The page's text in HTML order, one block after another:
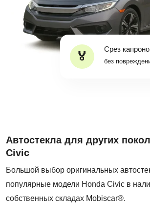
Срез
без
Автостекла для других
Civic
Большой выбор оригинальных
популярные модели Honda Civic в
собственных складах Mobiscar®.